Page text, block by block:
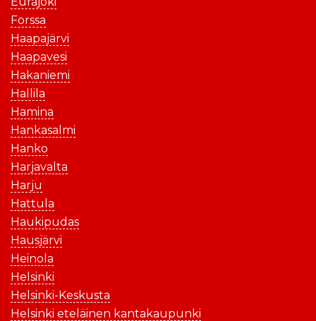
Forssa
Haapajärvi
Haapavesi
Hakaniemi
Hallila
Hamina
Hankasalmi
Hanko
Harjavalta
Harju
Hattula
Haukipudas
Hausjärvi
Heinola
Helsinki
Helsinki-Keskusta
Helsinki eteläinen kantakaupunki